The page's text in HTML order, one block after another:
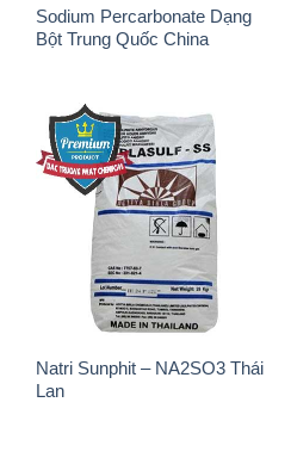
Sodium Percarbonate Dạng
Bột Trung Quốc China
Natri Sunphit – NA2SO3 Thái
Lan